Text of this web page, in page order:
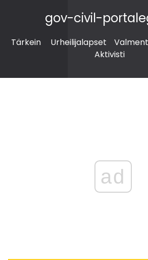
gov-civil-
Tärkein Urheilijalapset
Aktivisti
ad